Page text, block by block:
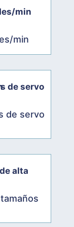
min
de servo